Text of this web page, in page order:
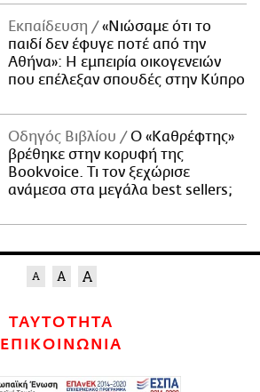
Εκπαίδευση
«Νιώσαμε ότι το
παιδί δεν έφυγε ποτέ από την
Αθήνα»: Η εμπειρία οικογενειών
που επέλεξαν σπουδές στην Κύπρο
Οδηγός Βιβλίου
Ο «Καθρέφτης»
βρέθηκε στην κορυφή της
Bookvoice. Τι τον ξεχώρισε
ανάμεσα στα μεγάλα best sellers;
ΤΑΥΤΟΤΗΤΑ
ΕΠΙΚΟΙΝΩΝΙΑ